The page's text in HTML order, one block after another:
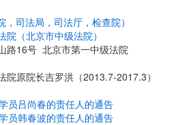
司法局，司法厅，检查院）
院（北京市中级法院）
路16号 北京市第一中级法院
院原院长吉罗洪（2013.7-2017.3）
员吕尚春的责任人的通告
员韩春波的责任人的通告